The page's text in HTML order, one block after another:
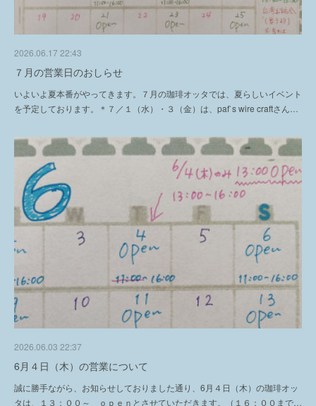
2026.06.17 22:43
７月の営業日のおしらせ
いよいよ夏本番がやってきます。７月の珈琲オッタでは、夏らしいイベント
を予定しております。＊７／１（水）・３（金）は、paf`s wire craftさん…
2026.06.03 22:37
6月４日（木）の営業について
誠に勝手ながら、お知らせしておりました通り、6月４日（木）の珈琲オッ
タは、１３：００～ ｏｐｅｎとさせていただきます。（１６：００まで…